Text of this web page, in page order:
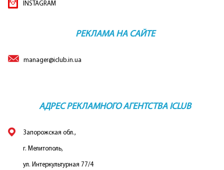
INSTAGRAM
РЕКЛАМА НА САЙТЕ
manager@iclub.in.ua
АДРЕС РЕКЛАМНОГО АГЕНТСТВА ICLUB
Запорожская обл.,
г. Мелитополь,
ул. Интеркультурная 77/4